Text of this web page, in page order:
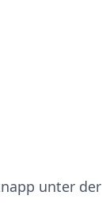
unter der